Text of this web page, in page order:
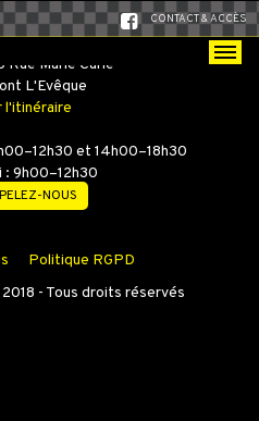
CONTACT & ACCÈS
CARS
Rue Marie Curie
L'Evêque
l'itinéraire
et 14h00–18h30
: 9h00–12h30
NOUS
Politique RGPD
- Tous droits réservés